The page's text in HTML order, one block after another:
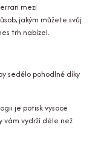
mezi
jakým můžete svůj
trh nabízel.
sedělo pohodlně díky
je potisk vysoce
vám vydrží déle než